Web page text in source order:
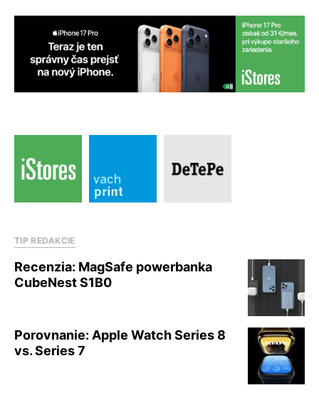
TIP REDAKCIE
Recenzia: MagSafe powerbanka
CubeNest S1B0
Porovnanie: Apple Watch Series 8
vs. Series 7